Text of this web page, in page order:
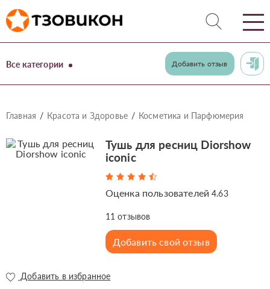
Все категории Добавить отзыв
Главная Красота и Здоровье Косметика и Парфюмерия
Тушь для ресниц Diorshow
iconic
Оценка пользователей4.63
11 отзывов
Добавить свой отзыв
Добавить в избранное